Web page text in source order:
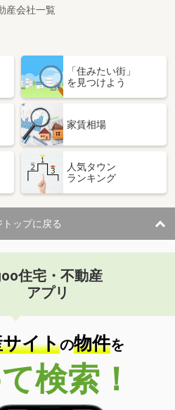
産会社一覧
「住みたい街」
を見つけよう
家賃相場
人気タウン
ランキング
トップに戻る
住宅・不動産
アプリ
イトの物件を
検索！